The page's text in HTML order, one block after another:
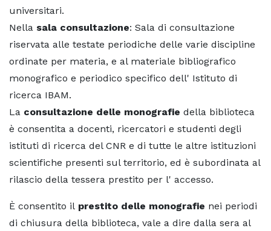
universitari.
Nella sala consultazione: Sala di consultazione
riservata alle testate periodiche delle varie discipline
ordinate per materia, e al materiale bibliografico
monografico e periodico specifico dell' Istituto di
ricerca IBAM.
La consultazione delle monografie della biblioteca
è consentita a docenti, ricercatori e studenti degli
istituti di ricerca del CNR e di tutte le altre istituzioni
scientifiche presenti sul territorio, ed è subordinata al
rilascio della tessera prestito per l' accesso.
È consentito il prestito delle monografie nei periodi
di chiusura della biblioteca, vale a dire dalla sera al